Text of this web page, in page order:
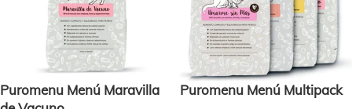
Puromenu Menú Maravilla
Puromenu Menú Multipack